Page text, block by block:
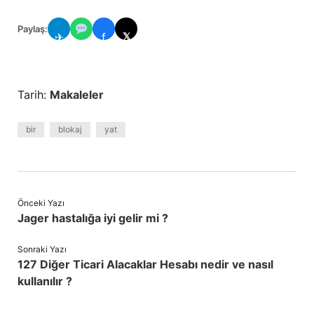
Paylaş:
✈ f 𝕏
Tarih: Makaleler
bir blokaj yat
Önceki Yazı
Jager hastalığa iyi gelir mi ?
Sonraki Yazı
127 Diğer Ticari Alacaklar Hesabı nedir ve nasıl
kullanılır ?